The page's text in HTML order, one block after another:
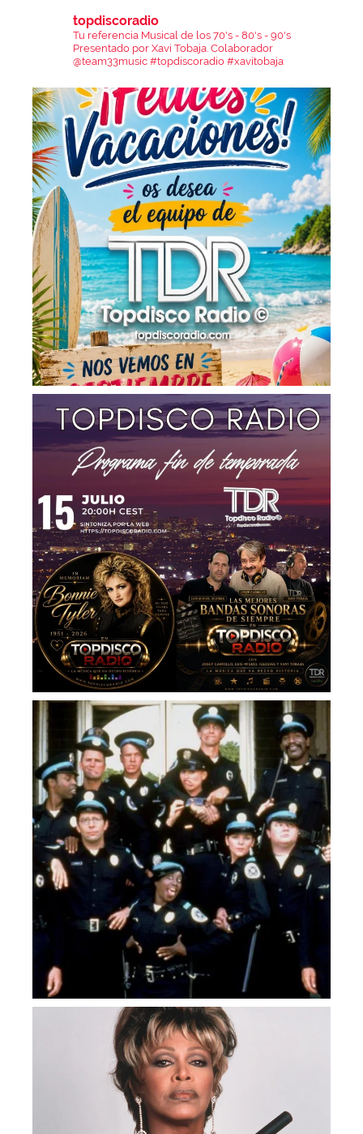
topdiscoradio
Tu referencia Musical de los 70's - 80's - 90's
Presentado por Xavi Tobaja. Colaborador
@team33music #topdiscoradio #xavitobaja